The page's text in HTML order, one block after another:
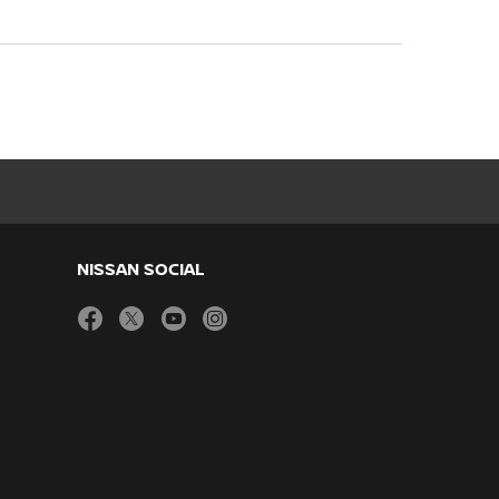
NISSAN SOCIAL
facebook
twitteryoutube